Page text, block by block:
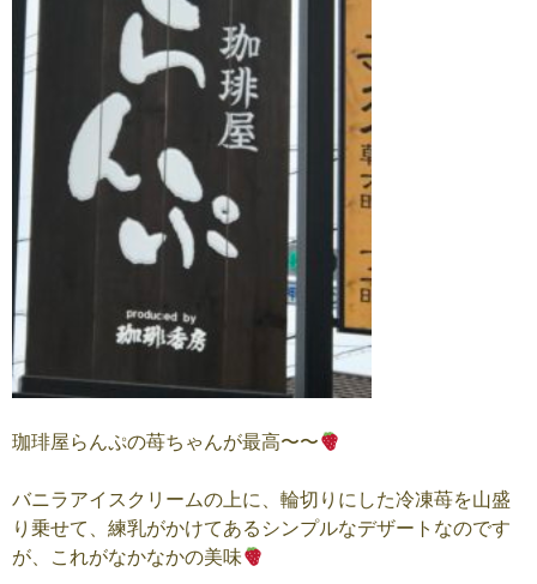
珈琲屋らんぷの苺ちゃんが最高〜〜
バニラアイスクリームの上に、輪切りにした冷凍苺を山盛
り乗せて、練乳がかけてあるシンプルなデザートなのです
が、これがなかなかの美味